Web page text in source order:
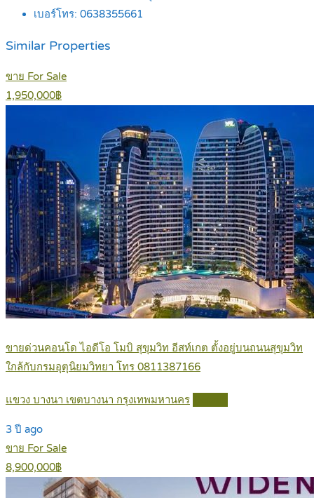
เบอร์โทร: 0638355661
Similar Properties
ขาย For Sale
1,950,000฿
ขายด่วนคอนโด ไอดีโอ โมบิ สุขุมวิท อีสท์เกต ตั้งอยู่บนถนนสุขุมวิท
ใกล้กับกรมอุตุนิยมวิทยา โทร 0811387166
แขวง บางนา เขตบางนา กรุงเทพมหานคร
3 ปี ago
ขาย For Sale
8,900,000฿